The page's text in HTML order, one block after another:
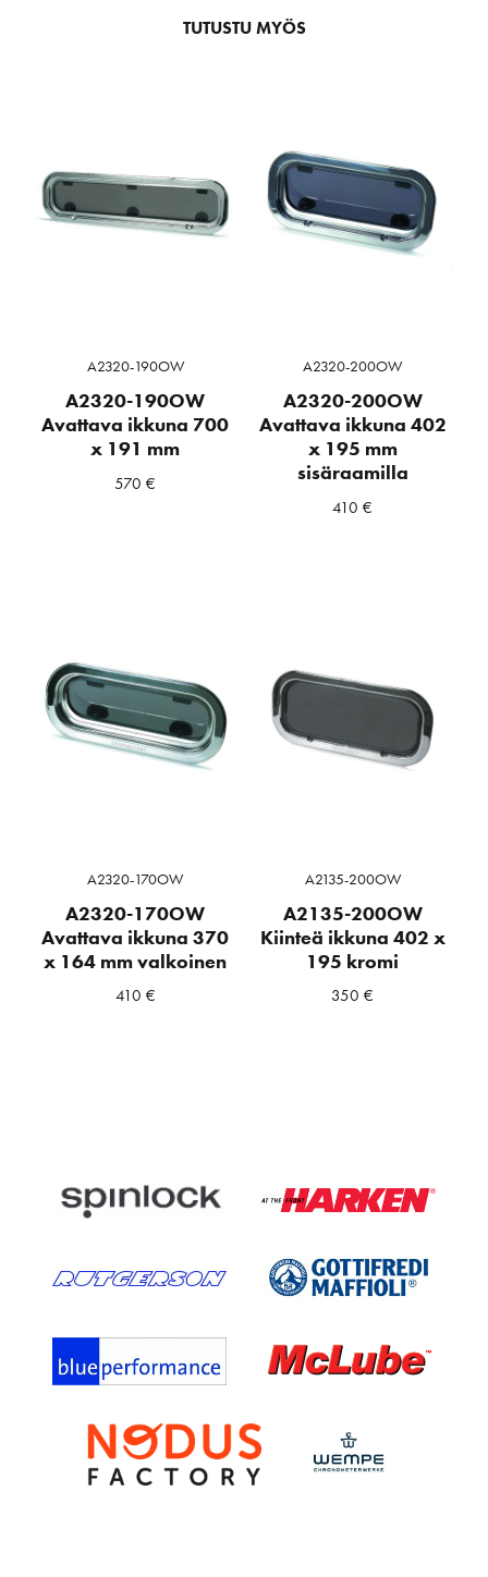
TUTUSTU MYÖS
A2320-190OW
A2320-190OW
Avattava ikkuna 700
x 191 mm
570€
A2320-200OW
A2320-200OW
Avattava ikkuna 402
x 195 mm
sisäraamilla
410€
A2320-170OW
A2320-170OW
Avattava ikkuna 370
x 164 mm valkoinen
410 €
A2135-200OW
A2135-200OW
Kiinteä ikkuna 402 x
195 kromi
350€